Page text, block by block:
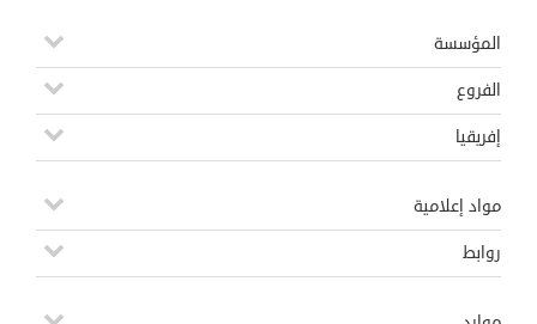
المؤسسة
الفروع
إفريقيا
مواد إعلامية
روابط